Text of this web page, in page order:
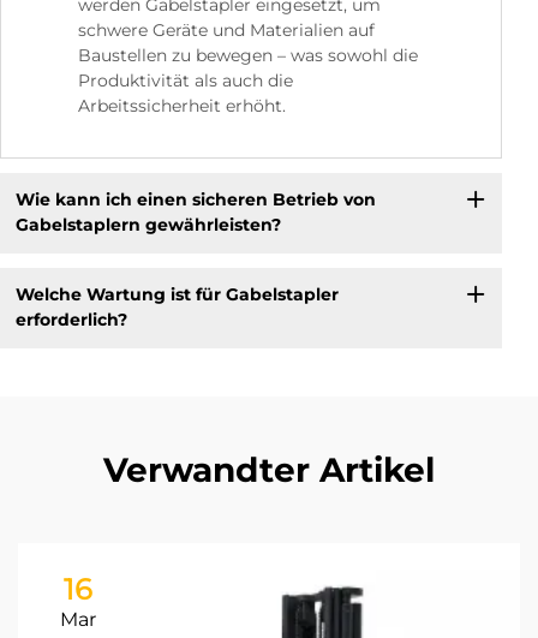
schwere Geräte und Materialien auf
Baustellen zu bewegen – was sowohl die
Produktivität als auch die
Arbeitssicherheit erhöht.
Wie kann ich einen sicheren Betrieb von
Gabelstaplern gewährleisten?
Welche Wartung ist für Gabelstapler
erforderlich?
Verwandter Artikel
16
Mar